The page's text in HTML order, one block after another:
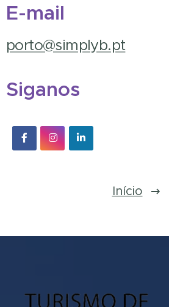
E-mail
porto@simplyb.pt
Siganos
Início